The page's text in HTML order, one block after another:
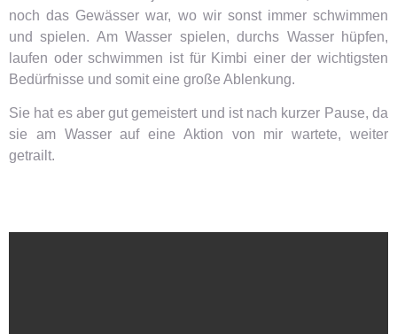
noch das Gewässer war, wo wir sonst immer schwimmen
und spielen. Am Wasser spielen, durchs Wasser hüpfen,
laufen oder schwimmen ist für Kimbi einer der wichtigsten
Bedürfnisse und somit eine große Ablenkung.
Sie hat es aber gut gemeistert und ist nach kurzer Pause, da
sie am Wasser auf eine Aktion von mir wartete, weiter
getrailt.